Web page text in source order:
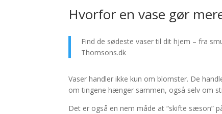
Hvorfor en vase gør
Find de sødeste vaser til dit hjem – fra
Thomsons.dk
Vaser handler ikke kun om blomster. De
om tingene hænger sammen, også selv om
Det er også en nem måde at “skifte sæson”